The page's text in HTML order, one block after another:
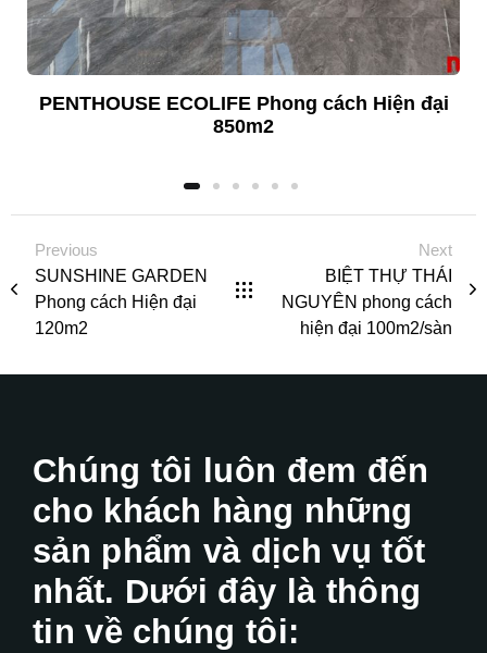
PENTHOUSE ECOLIFE Phong cách Hiện đại
850m2
Previous
SUNSHINE GARDEN
Phong cách Hiện đại
120m2
Next
BIỆT THỰ THÁI
NGUYÊN phong cách
hiện đại 100m2/sàn
Chúng tôi luôn đem đến
cho khách hàng những
sản phẩm và dịch vụ tốt
nhất. Dưới đây là thông
tin về chúng tôi: